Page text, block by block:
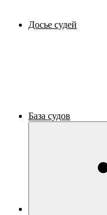
Досье судей
База судов